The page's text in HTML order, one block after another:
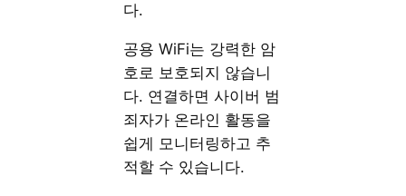
다.
공용 WiFi는 강력한 암
호로 보호되지 않습니
다. 연결하면 사이버 범
죄자가 온라인 활동을
쉽게 모니터링하고 추
적할 수 있습니다.